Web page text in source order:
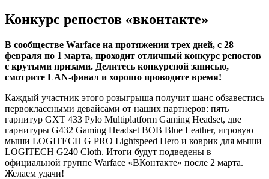
Конкурс репостов «вконтакте»
В сообществе Warface на протяжении трех дней, с 28
февраля по 1 марта, проходит отличный конкурс репостов
с крутыми призами. Делитесь конкурсной записью,
смотрите LAN-финал и хорошо проводите время!
Каждый участник этого розыгрыша получит шанс обзавестись
первоклассными девайсами от наших партнеров: пять
гарнитур GXT 433 Pylo Multiplatform Gaming Headset, две
гарнитуры G432 Gaming Headset BOB Blue Leather, игровую
мыши LOGITECH G PRO Lightspeed Hero и коврик для мыши
LOGITECH G240 Cloth. Итоги будут подведены в
официальной группе Warface «ВКонтакте» после 2 марта.
Желаем удачи!